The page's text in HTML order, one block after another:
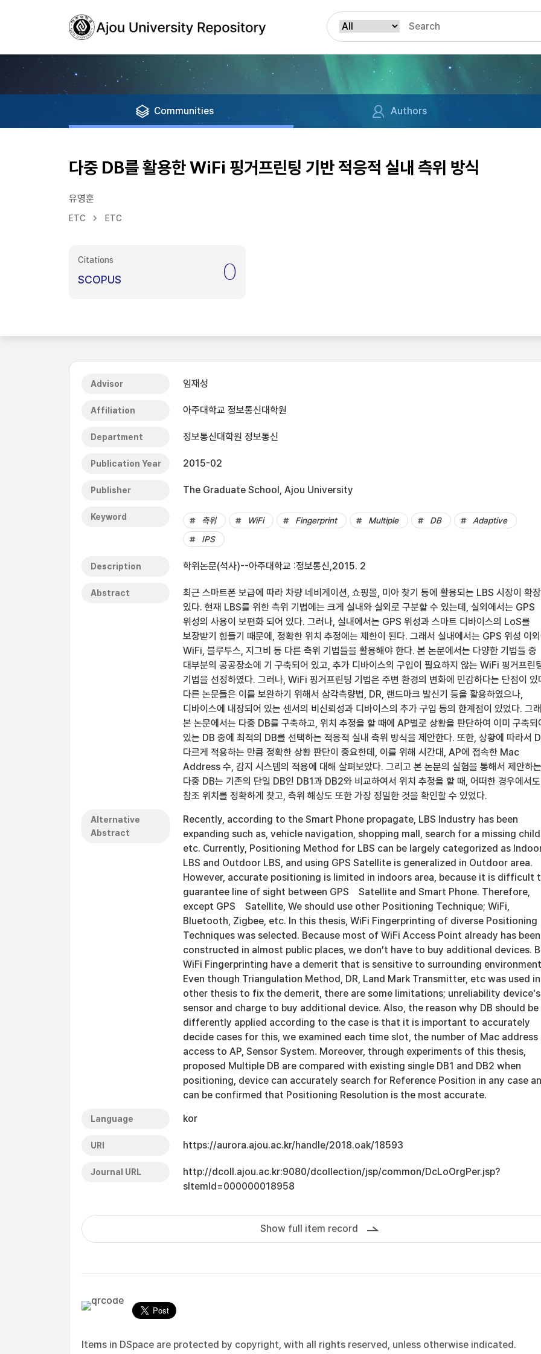
Communities Authors
다중 DB를 활용한 WiFi 핑거프린팅 기반 적응적 실내 측위 방식
유영훈
ETC ETC
Citations
SCOPUS 0
Advisor 임재성
Affiliation 아주대학교 정보통신대학원
Department 정보통신대학원 정보통신
Publication Year 2015-02
Publisher The Graduate School, Ajou University
Keyword 측위 WiFi Fingerprint Multiple DB
Adaptive
IPS
Description 학위논문(석사)--아주대학교 :정보통신,2015. 2
Abstract
최근 스마트폰 보급에 따라 차량 네비게이션, 쇼핑몰, 미아 찾기 등에 활용되는 LBS 시장이 확
있다. 현재 LBS를 위한 측위 기법에는 크게 실내와 실외로 구분할 수 있는데, 실외에서는 GPS
위성의 사용이 보편화 되어 있다. 그러나, 실내에서는 GPS 위성과 스마트 디바이스의 LoS를
보장받기 힘들기 때문에, 정확한 위치 추정에는 제한이 된다. 그래서 실내에서는 GPS 위성 이외
WiFi, 블루투스, 지그비 등 다른 측위 기법들을 활용해야 한다. 본 논문에서는 다양한 기법들 중
대부분의 공공장소에 기 구축되어 있고, 추가 디바이스의 구입이 필요하지 않는 WiFi 핑거프린
기법을 선정하였다. 그러나, WiFi 핑거프린팅 기법은 주변 환경의 변화에 민감하다는 단점이 있
다른 논문들은 이를 보완하기 위해서 삼각측량법, DR, 랜드마크 발신기 등을 활용하였으나,
디바이스에 내장되어 있는 센서의 비신뢰성과 디바이스의 추가 구입 등의 한계점이 있었다. 그
본 논문에서는 다중 DB를 구축하고, 위치 추정을 할 때에 AP별로 상황을 판단하여 이미 구축되
있는 DB 중에 최적의 DB를 선택하는 적응적 실내 측위 방식을 제안한다. 또한, 상황에 따라서
다르게 적용하는 만큼 정확한 상황 판단이 중요한데, 이를 위해 시간대, AP에 접속한 Mac
Address 수, 감지 시스템의 적용에 대해 살펴보았다. 그리고 본 논문의 실험을 통해서 제안하는
다중 DB는 기존의 단일 DB인 DB1과 DB2와 비교하여서 위치 추정을 할 때, 어떠한 경우에서도
참조 위치를 정확하게 찾고, 측위 해상도 또한 가장 정밀한 것을 확인할 수 있었다.
Alternative
Abstract
Recently, according to the Smart Phone propagate, LBS Industry has been
expanding such as, vehicle navigation, shopping mall, search for a missing
etc. Currently, Positioning Method for LBS can be largely categorized as
LBS and Outdoor LBS, and using GPS Satellite is generalized in Outdoor area.
However, accurate positioning is limited in indoors area, because it is difficult
guarantee line of sight between GPS Satellite and Smart Phone. Therefore,
except GPS Satellite, We should use other Positioning Technique; WiFi,
Bluetooth, Zigbee, etc. In this thesis, WiFi Fingerprinting of diverse Positioning
Techniques was selected. Because most of WiFi Access Point already has been
constructed in almost public places, we don’t have to buy additional devices.
WiFi Fingerprinting have a demerit that is sensitive to surrounding
Even though Triangulation Method, DR, Land Mark Transmitter, etc was used in
other thesis to fix the demerit, there are some limitations; unreliability device's
sensor and charge to buy additional device. Also, the reason why DB should be
differently applied according to the case is that it is important to accurately
decide cases for this, we examined each time slot, the number of Mac address
access to AP, Sensor System. Moreover, through experiments of this thesis,
proposed Multiple DB are compared with existing single DB1 and DB2 when
positioning, device can accurately search for Reference Position in any case
can be confirmed that Positioning Resolution is the most accurate.
Language kor
URI https://aurora.ajou.ac.kr/handle/2018.oak/18593
Journal URL
http://dcoll.ajou.ac.kr:9080/dcollection/jsp/common/DcLoOrgPer.jsp?
sItemId=000000018958
Show full item record
Items in DSpace are protected by copyright, with all rights reserved, unless otherwise indicated.